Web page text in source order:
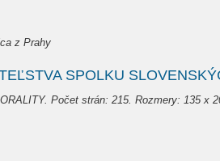
z Prahy
SPOLKU
Počet strán: 215. Rozmery: 135 x